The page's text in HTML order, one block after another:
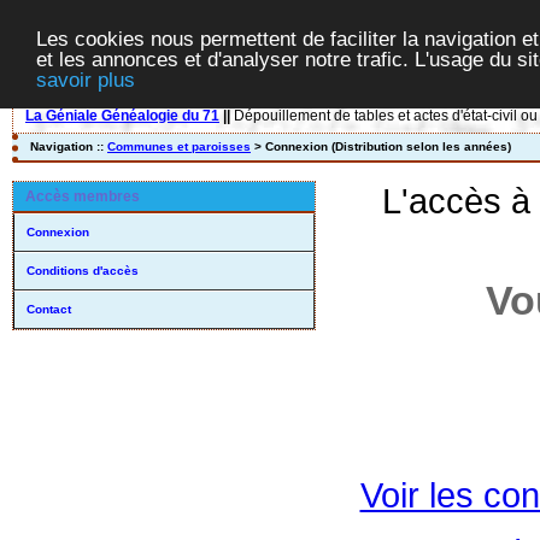
Les cookies nous permettent de faciliter la navigation
et les annonces et d'analyser notre trafic. L'usage du
savoir plus
La Géniale Généalogie du 71 Dépouillement de tables et actes d'état-civil
Navigation :: Communes et paroisses > Connexion (Distribution selon les années)
Accès membres
Connexion
Conditions d'accès
Contact
L'accès
Voir les